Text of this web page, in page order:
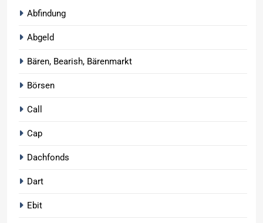
Abfindung
Abgeld
Bären, Bearish, Bärenmarkt
Börsen
Call
Cap
Dachfonds
Dart
Ebit